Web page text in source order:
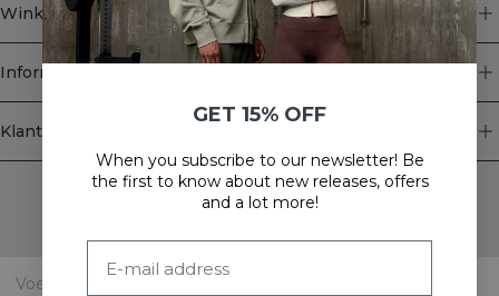
Winkel
Informatie
Klantenservice
Newsletter
Schrijf je voor onze nieuwsbrief! Ontvang exclusieve
GET 15% OFF
When you subscribe to our newsletter! Be
the first to know about new releases, offers
and a lot more!